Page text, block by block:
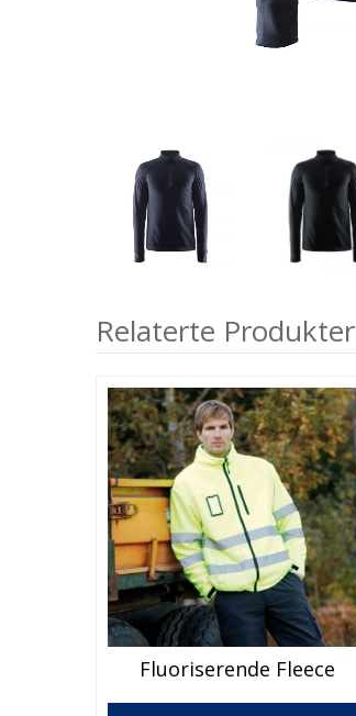
Relaterte Produkter
Fluoriserende Fleece